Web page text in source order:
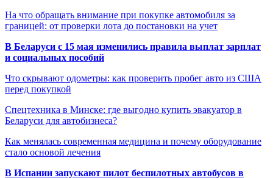
На что обращать внимание при покупке автомобиля за
границей: от проверки лота до постановки на учет
В Беларуси с 15 мая изменились правила выплат зарплат
и социальных пособий
Что скрывают одометры: как проверить пробег авто из США
перед покупкой
Спецтехника в Минске: где выгодно купить эвакуатор в
Беларуси для автобизнеса?
Как менялась современная медицина и почему оборудование
стало основой лечения
В Испании запускают пилот беспилотных автобусов в